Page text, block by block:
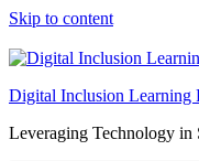
Skip to content
Digital Inclusion Learning
Leveraging Technology in